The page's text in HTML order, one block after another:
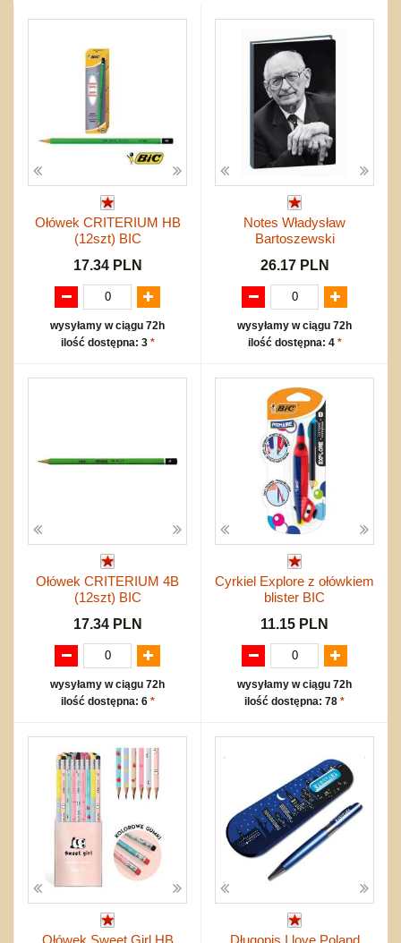
Dźwiekowe
Bajkowe
Maty do zabawy
Do rozkręcania
Pojazdy
Inne
do koszykówki
Wyprzedaż
Promocje
Zakupy hurtowe
Koszty przesyłki
Regulamin
Kontakt
Mapa produktów
Ołówek CRITERIUM HB
(12szt) BIC
17.34 PLN
wysyłamy w ciągu 72h
ilość dostępna: 3 *
Notes Władysław
Bartoszewski
26.17 PLN
wysyłamy w ciągu 72h
ilość dostępna: 4 *
Ołówek CRITERIUM 4B
(12szt) BIC
17.34 PLN
wysyłamy w ciągu 72h
ilość dostępna: 6 *
Cyrkiel Explore z ołówkiem
blister BIC
11.15 PLN
wysyłamy w ciągu 72h
ilość dostępna: 78 *
Ołówek Sweet Girl HB
Długopis I love Poland